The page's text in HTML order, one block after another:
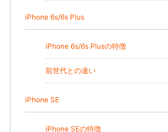
iPhone 6s/6s Plus
iPhone 6s/6s Plusの特徴
前世代との違い
iPhone SE
iPhone SEの特徴